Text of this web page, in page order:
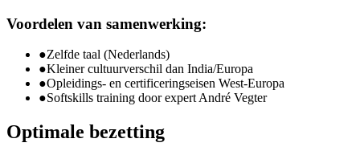
Voordelen van samenwerking:
●Zelfde taal (Nederlands)
●Kleiner cultuurverschil dan India/Europa
●Opleidings- en certificeringseisen West-Europa
●Softskills training door expert André Vegter
Optimale bezetting